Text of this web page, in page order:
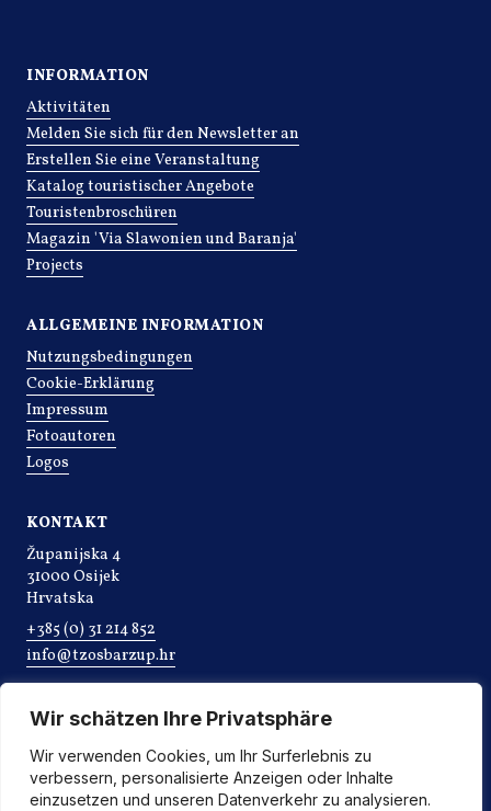
Wir schätzen Ihre Privatsphäre
Wir verwenden Cookies, um Ihr Surferlebnis zu
verbessern, personalisierte Anzeigen oder Inhalte
einzusetzen und unseren Datenverkehr zu analysieren.
INFORMATION
Aktivitäten
Melden Sie sich für den Newsletter an
Erstellen Sie eine Veranstaltung
Katalog touristischer Angebote
Touristenbroschüren
Magazin 'Via Slawonien und Baranja'
Projects
ALLGEMEINE INFORMATION
Nutzungsbedingungen
Cookie-Erklärung
Impressum
Fotoautoren
Logos
KONTAKT
Županijska 4
31000 Osijek
Hrvatska
+385 (0) 31 214 852
info@tzosbarzup.hr